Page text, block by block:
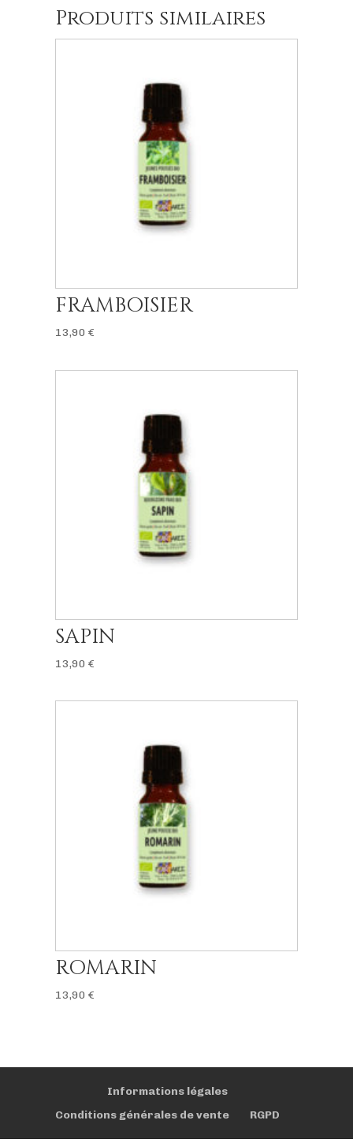
Produits similaires
FRAMBOISIER
13,90 €
SAPIN
13,90 €
ROMARIN
13,90 €
Informations légales
Conditions générales de vente
RGPD